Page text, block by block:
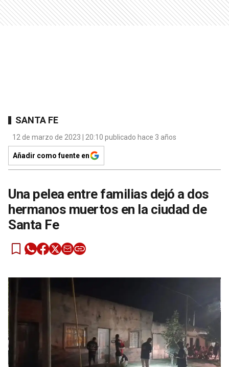
SANTA FE
12 de marzo de 2023 | 20:10 publicado hace 3 años
Añadir como fuente en
Una pelea entre familias dejó a dos
hermanos muertos en la ciudad de
Santa Fe